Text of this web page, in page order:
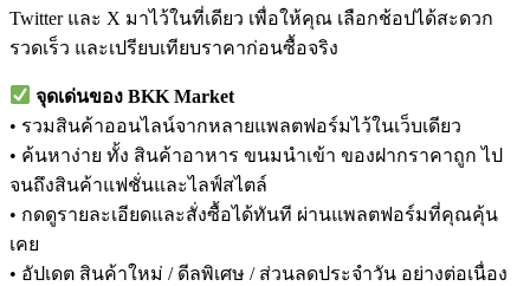
Twitter และ X มาไว้ในที่เดียว เพื่อให้คุณ เลือกช้อปได้สะดวก
รวดเร็ว และเปรียบเทียบราคาก่อนซื้อจริง
จุดเด่นของ BKK Market
• รวมสินค้าออนไลน์จากหลายแพลตฟอร์มไว้ในเว็บเดียว
• ค้นหาง่าย ทั้ง สินค้าอาหาร ขนมนำเข้า ของฝากราคาถูก ไป
จนถึงสินค้าแฟชั่นและไลฟ์สไตล์
• กดดูรายละเอียดและสั่งซื้อได้ทันที ผ่านแพลตฟอร์มที่คุณคุ้น
เคย
• อัปเดต สินค้าใหม่ / ดีลพิเศษ / ส่วนลดประจำวัน อย่างต่อเนื่อง